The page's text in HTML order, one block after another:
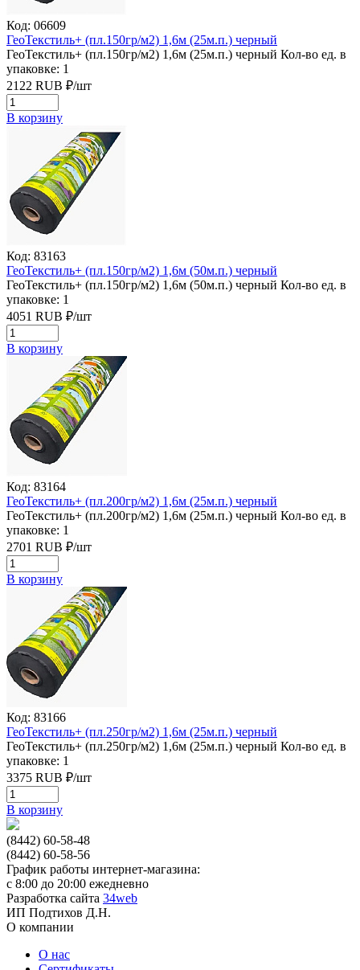
Код: 06609
ГеоТекстиль+ (пл.150гр/м2) 1,6м (25м.п.) черный
ГеоТекстиль+ (пл.150гр/м2) 1,6м (25м.п.) черный Кол-во ед. в
упаковке: 1
2122 RUB ₽/шт
В корзину
Код: 83163
ГеоТекстиль+ (пл.150гр/м2) 1,6м (50м.п.) черный
ГеоТекстиль+ (пл.150гр/м2) 1,6м (50м.п.) черный Кол-во ед. в
упаковке: 1
4051 RUB ₽/шт
В корзину
Код: 83164
ГеоТекстиль+ (пл.200гр/м2) 1,6м (25м.п.) черный
ГеоТекстиль+ (пл.200гр/м2) 1,6м (25м.п.) черный Кол-во ед. в
упаковке: 1
2701 RUB ₽/шт
В корзину
Код: 83166
ГеоТекстиль+ (пл.250гр/м2) 1,6м (25м.п.) черный
ГеоТекстиль+ (пл.250гр/м2) 1,6м (25м.п.) черный Кол-во ед. в
упаковке: 1
3375 RUB ₽/шт
В корзину
(8442) 60-58-48
(8442) 60-58-56
График работы интернет-магазина:
с 8:00 до 20:00 ежедневно
Разработка сайта 34web
ИП Подтихов Д.Н.
О компании
О нас